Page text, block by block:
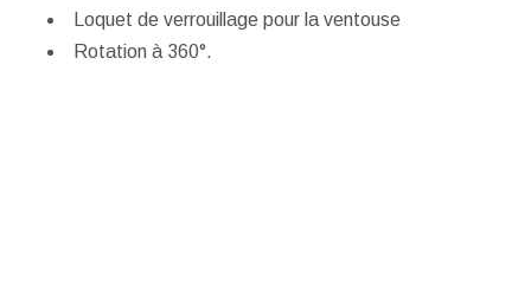
Loquet de verrouillage pour la ventouse
Rotation à 360°.